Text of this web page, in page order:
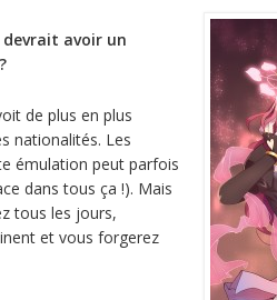
avoir un
de plus en plus
nationalités. Les
émulation peut parfois
dans tous ça !). Mais
tous les jours,
et vous forgerez